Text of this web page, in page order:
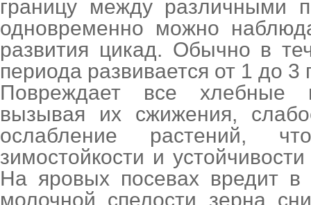
границу между различными
одновременно можно
развития цикад. Обычно в
периода развивается от 1 до 3
Повреждает все хлебные
вызывая их сжижения,
ослабление растений,
зимостойкости и
На яровых посевах вредит
молочной спелости зерна